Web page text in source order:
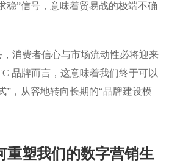
稳”信号，意味着贸易战的极端不确
消费者信心与市场流动性必将迎来
品牌而言，这意味着我们终于可以
”，从容地转向长期的“品牌建设模
重塑我们的数字营销生